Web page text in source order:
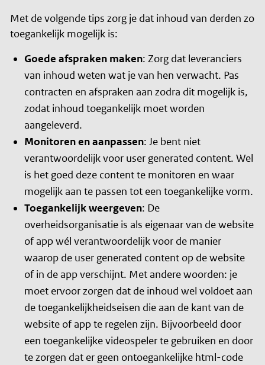
Met de volgende tips zorg je dat inhoud van derden zo
toegankelijk mogelijk is:
Goede afspraken maken: Zorg dat leveranciers
van inhoud weten wat je van hen verwacht. Pas
contracten en afspraken aan zodra dit mogelijk is,
zodat inhoud toegankelijk moet worden
aangeleverd.
Monitoren en aanpassen: Je bent niet
verantwoordelijk voor user generated content. Wel
is het goed deze content te monitoren en waar
mogelijk aan te passen tot een toegankelijke vorm.
Toegankelijk weergeven: De
overheidsorganisatie is als eigenaar van de website
of app wél verantwoordelijk voor de manier
waarop de user generated contentop de website
of in de app verschijnt. Met andere woorden: je
moet ervoor zorgen dat de inhoud wel voldoet aan
de toegankelijkheidseisen die aan de kant van de
website of app te regelen zijn. Bijvoorbeeld door
een toegankelijke videospeler te gebruiken en door
te zorgen dat er geen ontoegankelijke html-code